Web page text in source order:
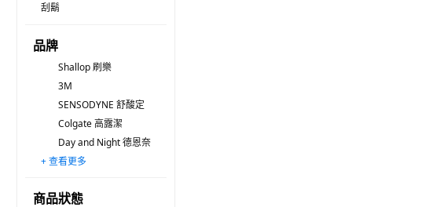
刮鬍
品牌
Shallop 刷樂
3M
SENSODYNE 舒酸定
Colgate 高露潔
Day and Night 德恩奈
Lab52 齒妍堂
parodontax 牙周適
DARLIE 好來
LION 獅王 NONIO
LION 獅王 固齒佳
Biorepair 貝利達
chicco
MARVIS
無品牌
LISTERINE 李施德霖
REACH 麗奇
TheraBreath
LION 獅王 Systema 細潔
novopin
Oral-B 歐樂B
+ 查看更多
商品狀態